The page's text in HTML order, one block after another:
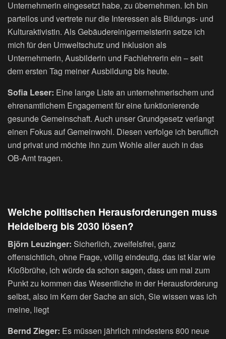
Unternehmerin eingesetzt habe, zu übernehmen. Ich bin
parteilos und vertrete nur die Interessen als Bildungs- und
Kulturaktivistin. Als Gebäudereinigermeisterin setze ich
mich für den Umweltschutz und Inklusion als
Unternehmerin, Ausbilderin und Fachlehrerin ein – seit
dem ersten Tag meiner Ausbildung bis heute.
Sofia Leser: Eine lange Liste an unternehmerischem und
ehrenamtlichem Engagement für eine funktionierende
gesunde Gemeinschaft. Auch unser Grundgesetz verlangt
einen Fokus auf Gemeinwohl. Diesen verfolge ich beruflich
und privat und möchte ihn zum Wohle aller auch in das
OB-Amt tragen.
Welche politischen Herausforderungen muss
Heidelberg bis 2030 lösen?
Björn Leuzinger: Sicherlich, zweifelsfrei, ganz
offensichtlich, ohne Frage, völlig eindeutig, das ist klar wie
Kloßbrühe, ich würde da schon sagen, dass um mal zum
Punkt zu kommen das Wesentliche in der Herausforderung
selbst, also im Kern der Sache an sich, Sie wissen was ich
meine, liegt
Bernd Zieger: Es müssen jährlich mindestens 800 neue